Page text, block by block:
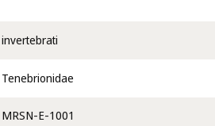
invertebrati
Tenebrionidae
MRSN-E-1001